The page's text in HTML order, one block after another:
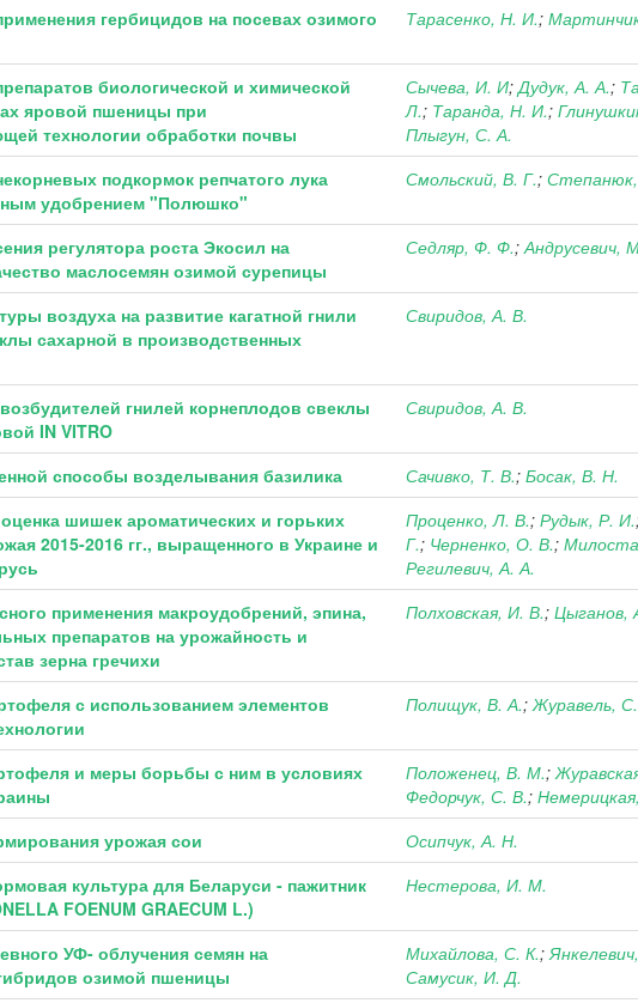
гербицидов на посевах озимого
Тарасенко, Н. И.;
биологической и химической
яровой пшеницы при
технологии обработки почвы
Сычева, И. И;Дудук, А. А.;
Л.; Таранда, Н. И.;
Плыгун, С. А.
подкормок репчатого лука
удобрением "Полюшко"
Смольский, В. Г.;
регулятора роста Экосил на
маслосемян озимой сурепицы
Седляр, Ф. Ф.;Андрусевич,
воздуха на развитие кагатной гнили
сахарной в производственных
Свиридов, А. В.
гнилей корнеплодов свеклы
IN VITRO
Свиридов, А. В.
способы возделывания базилика Сачивко, Т. В.;Босак, В. Н.
шишек ароматических и горьких
2015-2016 гг., выращенного в Украине и
Проценко, Л. В.;Рудык, Р. И.
Г.; Черненко, О. В.;
Регилевич, А. А.
применения макроудобрений, эпина,
препаратов на урожайность и
зерна гречихи
Полховская, И. В.;Цыганов,
с использованием элементов
Полищук, В. А.;Журавель,
и меры борьбы с ним в условиях
Положенец, В. М.;
Федорчук, С. В.;
урожая сои
Осипчук, А. Н.
культура для Беларуси - пажитник
FOENUM GRAECUM L.)
Нестерова, И. М.
УФ- облучения семян на
озимой пшеницы
Михайлова, С. К.;
Самусик, И. Д.